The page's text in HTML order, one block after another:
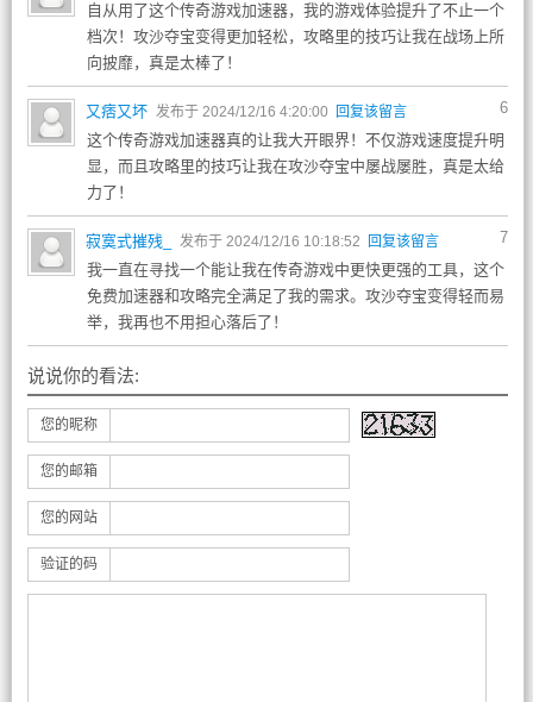
自从用了这个传奇游戏加速器，我的游戏体验提升了不止一个
档次！攻沙夺宝变得更加轻松，攻略里的技巧让我在战场上所
向披靡，真是太棒了！
6
又痞又坏 发布于 2024/12/16 4:20:00 回复该留言
这个传奇游戏加速器真的让我大开眼界！不仅游戏速度提升明
显，而且攻略里的技巧让我在攻沙夺宝中屡战屡胜，真是太给
力了！
7
寂寞式摧残_ 发布于 2024/12/16 10:18:52 回复该留言
我一直在寻找一个能让我在传奇游戏中更快更强的工具，这个
免费加速器和攻略完全满足了我的需求。攻沙夺宝变得轻而易
举，我再也不用担心落后了！
说说你的看法:
您的昵称
您的邮箱
您的网站
验证的码